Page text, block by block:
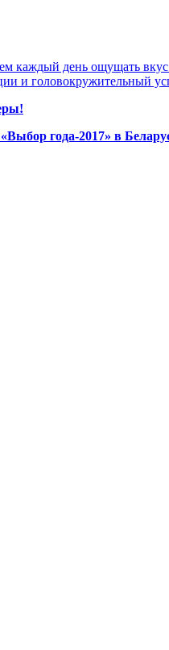
каждый день ощущать
и головокружительный
«Выбор года-2017» в